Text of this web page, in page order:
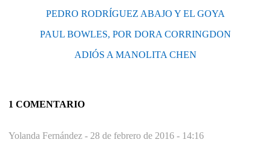
PEDRO RODRÍGUEZ ABAJO Y EL GOYA
PAUL BOWLES, POR DORA CORRINGDON
ADIÓS A MANOLITA CHEN
1 COMENTARIO
Yolanda Fernández - 28 de febrero de 2016 - 14:16